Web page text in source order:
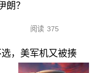
朗？
阅读 375
，美军机又被揍